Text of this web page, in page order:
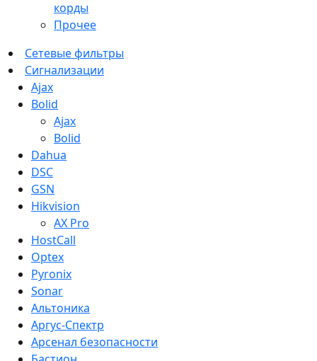
корды
Прочее
Сетевые фильтры
Сигнализации
Ajax
Bolid
Ajax
Bolid
Dahua
DSC
GSN
Hikvision
AX Pro
HostCall
Optex
Pyronix
Sonar
Альтоника
Аргус-Спектр
Арсенал безопасности